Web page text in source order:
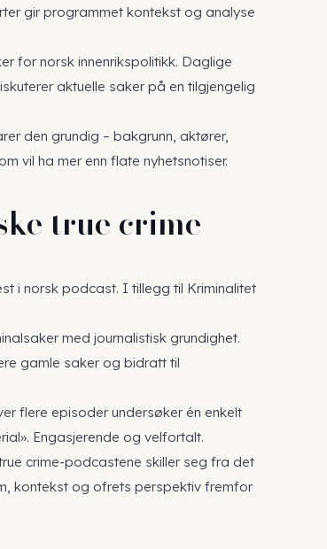
gir programmet kontekst og analyse
for norsk innenrikspolitikk. Daglige
aktuelle saker på en tilgjengelig
den grundig – bakgrunn, aktører,
vil ha mer enn flate nyhetsnotiser.
true crime-
i norsk podcast. I tillegg til Kriminalitet
med journalistisk grundighet.
gamle saker og bidratt til
flere episoder undersøker én enkelt
Engasjerende og velfortalt.
crime-podcastene skiller seg fra det
kontekst og ofrets perspektiv fremfor